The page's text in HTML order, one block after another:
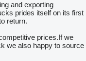
and exporting
prides itself on its first
return.
prices.If we
we also happy to source